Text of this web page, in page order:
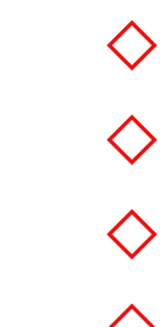
◇
◇
◇